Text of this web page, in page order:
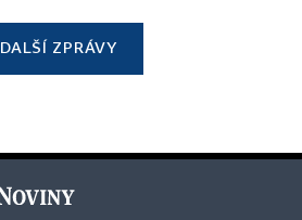
DALŠÍ ZPRÁVY